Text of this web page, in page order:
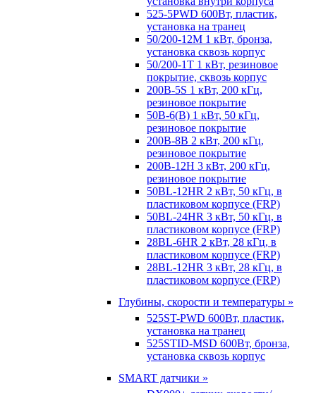
525-5PWD 600Вт, пластик,
установка на транец
50/200-12M 1 кВт, бронза,
установка сквозь корпус
50/200-1T 1 кВт, резиновое
покрытие, сквозь корпус
200B-5S 1 кВт, 200 кГц,
резиновое покрытие
50B-6(B) 1 кВт, 50 кГц,
резиновое покрытие
200B-8B 2 кВт, 200 кГц,
резиновое покрытие
200B-12H 3 кВт, 200 кГц,
резиновое покрытие
50BL-12HR 2 кВт, 50 кГц, в
пластиковом корпусе (FRP)
50BL-24HR 3 кВт, 50 кГц, в
пластиковом корпусе (FRP)
28BL-6HR 2 кВт, 28 кГц, в
пластиковом корпусе (FRP)
28BL-12HR 3 кВт, 28 кГц, в
пластиковом корпусе (FRP)
Глубины, скорости и температуры »
525ST-PWD 600Вт, пластик,
установка на транец
525STID-MSD 600Вт, бронза,
установка сквозь корпус
SMART датчики »